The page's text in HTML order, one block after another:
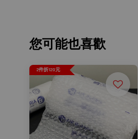
您可能也喜歡
2件折120元